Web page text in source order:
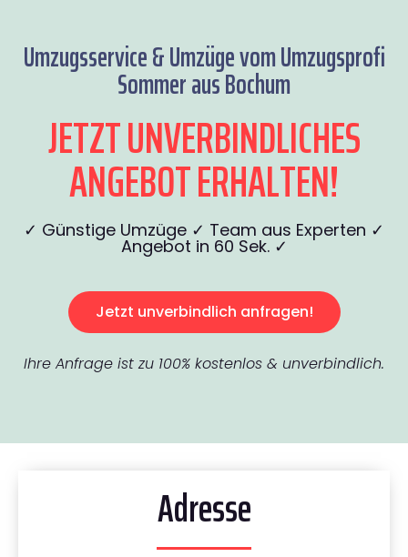
Umzugsservice & Umzüge vom Umzugsprofi
Sommer aus Bochum
JETZT UNVERBINDLICHES
ANGEBOT ERHALTEN!
✓ Günstige Umzüge ✓ Team aus Experten ✓
Angebot in 60 Sek. ✓
Jetzt unverbindlich anfragen!
Ihre Anfrage ist zu 100% kostenlos & unverbindlich.
Adresse